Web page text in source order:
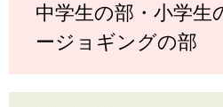
中学生の部・小学生
ージョギングの部